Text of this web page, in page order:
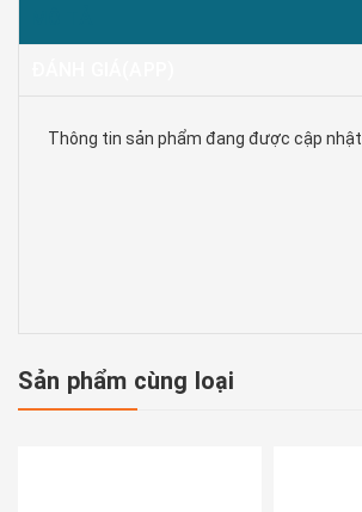
Thông tin sản phẩm đang được cập nhật
Sản phẩm cùng loại